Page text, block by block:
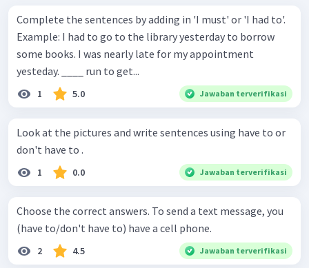
Complete the sentences by adding in 'I must' or 'I had to'.
Example: I had to go to the library yesterday to borrow
some books. I was nearly late for my appointment
yesteday. ____ run to get...
1 5.0 Jawaban terverifikasi
Look at the pictures and write sentences using have to or
don't have to .
1 0.0 Jawaban terverifikasi
Choose the correct answers. To send a text message, you
(have to/don't have to) have a cell phone.
2 4.5 Jawaban terverifikasi